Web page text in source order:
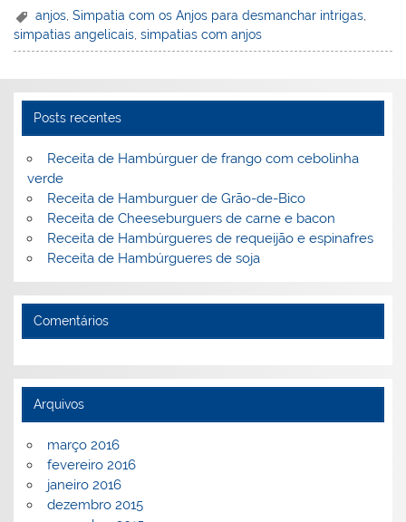
er
e
st
k
e
n
c
e
o
o
k
itt
er
ai
l
h
o
M
ai
l
t
ar
e
anjos ,Simpatia com os Anjos para desmanchar intrigas
simpatias angelicais ,simpatias com anjos
Posts recentes
Receita de Hambúrguer de frango com cebolinha
verde
Receita de Hamburguer de Grão-de-Bico
Receita de Cheeseburguers de carne e bacon
Receita de Hambúrgueres de requeijão e espinafres
Receita de Hambúrgueres de soja
Comentários
Arquivos
março 2016
fevereiro 2016
janeiro 2016
dezembro 2015